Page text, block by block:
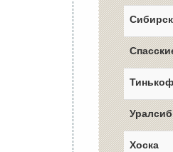
Уралсиб
Хоска